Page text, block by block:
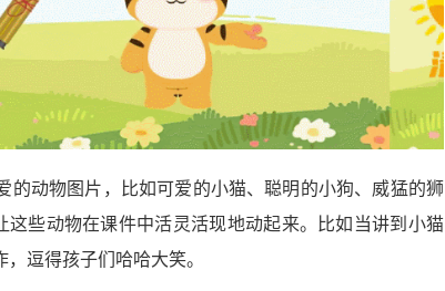
的动物图片，比如可爱的小猫、聪明的小狗、威猛的狮
些动物在课件中活灵活现地动起来。比如当讲到小猫
逗得孩子们哈哈大笑。